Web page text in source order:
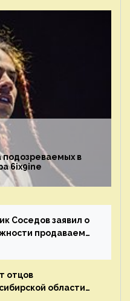
в
6ix9ine
Соседов заявил о
продаваемых
отцов
области